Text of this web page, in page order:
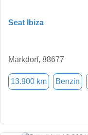
Seat Ibiza
Markdorf, 88677
13.900 km Benzin